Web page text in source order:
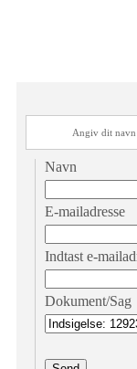
Angiv dit navn
Navn
E-mailadresse
Indtast e-
Dokument/Sag